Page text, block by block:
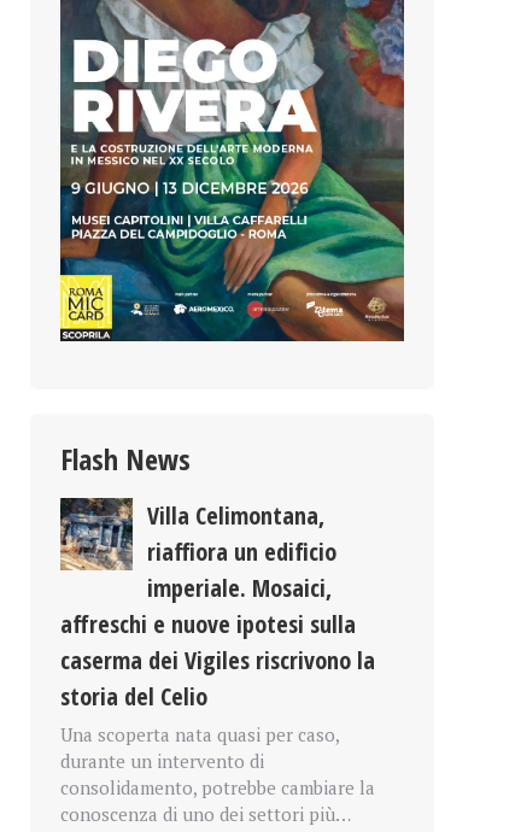
Flash News
Villa Celimontana,
riaffiora un edificio
imperiale. Mosaici,
affreschi e nuove ipotesi sulla
caserma dei Vigiles riscrivono la
storia del Celio
Una scoperta nata quasi per caso,
durante un intervento di
consolidamento, potrebbe cambiare la
conoscenza di uno dei settori più…